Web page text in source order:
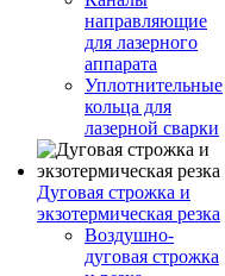
направляющие
для лазерного
аппарата
Уплотнительные
кольца для
лазерной сварки
Дуговая строжка и
экзотермическая резка
Воздушно-
дуговая строжка